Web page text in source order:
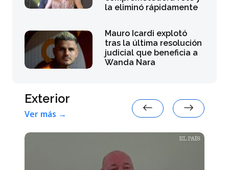
la eliminó rápidamente
Mauro Icardi explotó
tras la última resolución
judicial que beneficia a
Wanda Nara
Exterior
Ver más →